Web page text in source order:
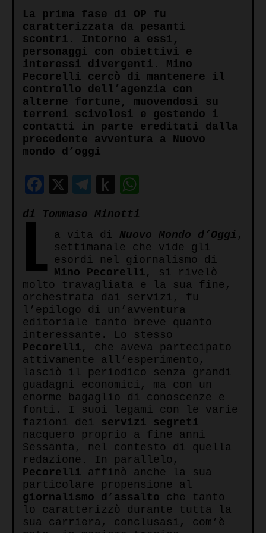
La prima fase di OP fu
caratterizzata da pesanti
scontri. Intorno a essi,
personaggi con obiettivi e
interessi divergenti. Mino
Pecorelli cercò di mantenere il
controllo dell’agenzia con
alterne fortune, muovendosi su
terreni scivolosi e gestendo i
contatti in parte ereditati dalla
precedente avventura a Nuovo
mondo d’oggi
Facebook
X Telegram
Push
Kindle
di Tommaso Minotti
L a vita di Nuovo Mondo d’Oggi ,
settimanale che vide gli
esordi nel giornalismo di
Mino Pecorelli , si rivelò
molto travagliata e la sua fine,
orchestrata dai servizi, fu
l’epilogo di un’avventura
editoriale tanto breve quanto
interessante. Lo stesso
Pecorelli , che aveva partecipato
attivamente all’esperimento,
lasciò il periodico senza grandi
guadagni economici, ma con un
enorme bagaglio di conoscenze e
fonti. I suoi legami con le varie
fazioni dei servizi segreti
nacquero proprio a fine anni
Sessanta, nel contesto di quella
redazione .
In parallelo,
Pecorelli affinò anche la sua
particolare propensione al
giornalismo d’assalto che tanto
lo caratterizzò durante tutta la
sua carriera, conclusasi, com’è